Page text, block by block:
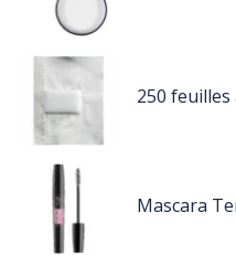
Mascara